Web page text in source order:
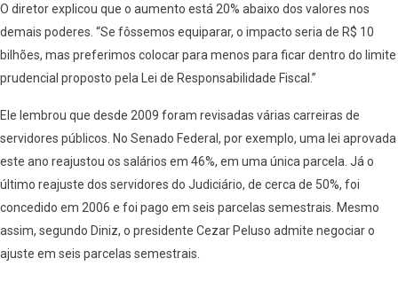
O diretor explicou que o aumento está 20% abaixo dos valores nos
demais poderes. “Se fôssemos equiparar, o impacto seria de R$ 10
bilhões, mas preferimos colocar para menos para ficar dentro do limite
prudencial proposto pela Lei de Responsabilidade Fiscal.”
Ele lembrou que desde 2009 foram revisadas várias carreiras de
servidores públicos. No Senado Federal, por exemplo, uma lei aprovada
este ano reajustou os salários em 46%, em uma única parcela. Já o
último reajuste dos servidores do Judiciário, de cerca de 50%, foi
concedido em 2006 e foi pago em seis parcelas semestrais. Mesmo
assim, segundo Diniz, o presidente Cezar Peluso admite negociar o
ajuste em seis parcelas semestrais.